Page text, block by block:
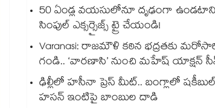
50 ఏండ్ల వయసులోనూ దృఢంగా
సింపుల్ ఎక్సర్సైజ్స్ ట్రై చేయండి!
Varanasi: రాజమౌళి కఠిన భద్రతకు
గండి.. ‘వారణాసి’ నుంచి మహేష్ యాక్షన్
ఢిల్లీలో హసీనా ప్రెస్ మీట్.. బంగ్లాలో షకీబుల్
హసన్ ఇంటిపై బాంబుల దాడి